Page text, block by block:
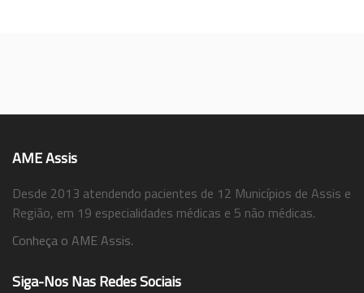
AME Assis
Desde 2013 atendendo pacientes de 12 Municípios de Assis e
Região, em 19 especialidades médicas e 5 não médicas.
Conheça o AME Assis.
Siga-Nos Nas Redes Sociais